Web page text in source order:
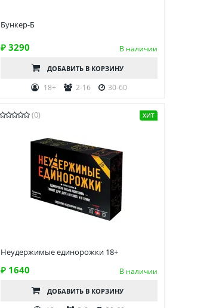
Бункер-Б
₽ 3290 В наличии
ДОБАВИТЬ В КОРЗИНУ
18+ 2-16 30-60
(0) ХИТ
Неудержимые единорожки 18+
₽ 1640 В наличии
ДОБАВИТЬ В КОРЗИНУ